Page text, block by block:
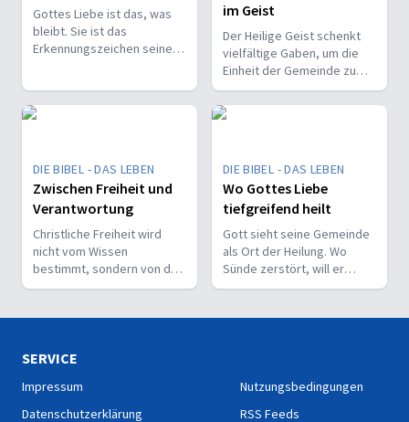
Gottes Liebe ist das, was
bleibt. Sie ist das
Erkennungszeichen seiner
im Geist
Der Heilige Geist schenkt
vielfältige Gaben, um die
Einheit der Gemeinde zu
stärken und sie zu
befähigen, Christus vor den
Menschen zu bekennen.
DIE BIBEL - DAS LEBEN
Zwischen Freiheit und
Verantwortung
Christliche Freiheit wird
nicht vom Wissen
bestimmt, sondern von der
Beziehung zum Nächsten –
DIE BIBEL - DAS LEBEN
Wo Gottes Liebe
tiefgreifend heilt
Gott sieht seine Gemeinde
als Ort der Heilung. Wo
Sünde zerstört, will er
liebevoll und korrigierend
SERVICE
Impressum
Datenschutzerklärung
Nutzungsbedingungen
RSS Feeds